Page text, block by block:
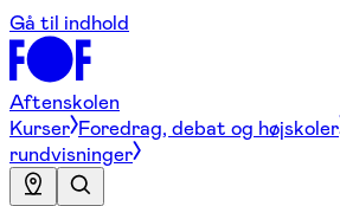
Gå til indhold
Aftenskolen
Kurser Foredrag, debat og højskoler
rundvisninger